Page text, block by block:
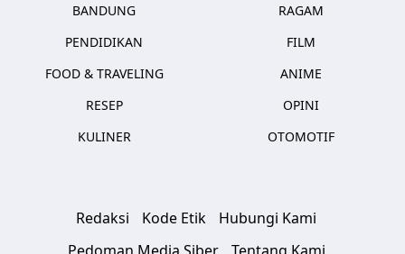
BANDUNG
PENDIDIKAN
FOOD & TRAVELING
RESEP
KULINER
RAGAM
FILM
ANIME
OPINI
OTOMOTIF
Redaksi Kode Etik
Hubungi Kami